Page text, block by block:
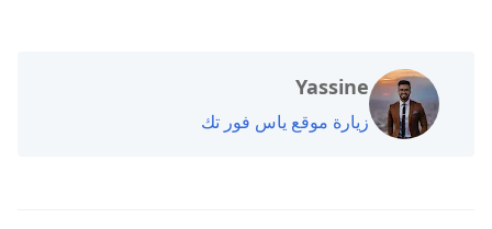
Yassine
زيارة موقع ياس فور تك